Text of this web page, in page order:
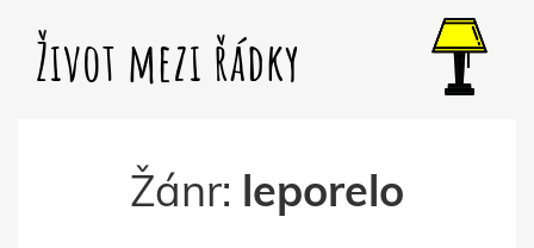
Život mezi řádky
Žánr: leporelo